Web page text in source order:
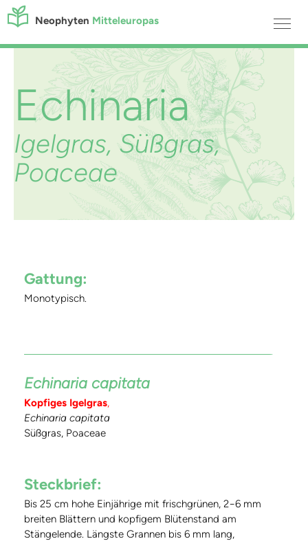
Neophyten Mitteleuropas
Echinaria
Igelgras, Süßgras,
Poaceae
Gattung:
Monotypisch.
Echinaria capitata
Kopfiges Igelgras,
Echinaria capitata
Süßgras, Poaceae
Steckbrief:
Bis 25 cm hohe Einjährige mit frischgrünen, 2−6 mm
breiten Blättern und kopfigem Blütenstand am
Stängelende. Längste Grannen bis 6 mm lang,